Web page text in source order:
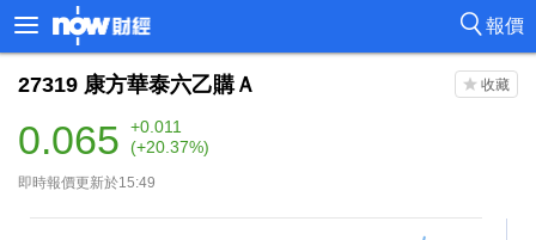
報價
27319 康方華泰六乙購Ａ
0.065
+0.011
(+20.37%)
即時報價更新於15:49